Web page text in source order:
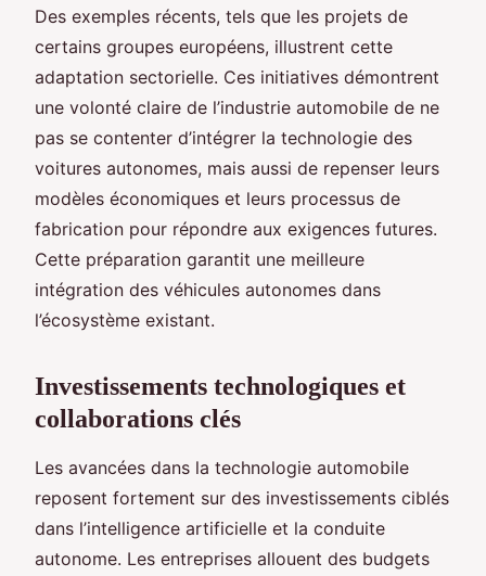
Des exemples récents, tels que les projets de
certains groupes européens, illustrent cette
adaptation sectorielle. Ces initiatives démontrent
une volonté claire de l’industrie automobile de ne
pas se contenter d’intégrer la technologie des
voitures autonomes, mais aussi de repenser leurs
modèles économiques et leurs processus de
fabrication pour répondre aux exigences futures.
Cette préparation garantit une meilleure
intégration des véhicules autonomes dans
l’écosystème existant.
Investissements technologiques et
collaborations clés
Les avancées dans la technologie automobile
reposent fortement sur des investissements ciblés
dans l’intelligence artificielle et la conduite
autonome. Les entreprises allouent des budgets